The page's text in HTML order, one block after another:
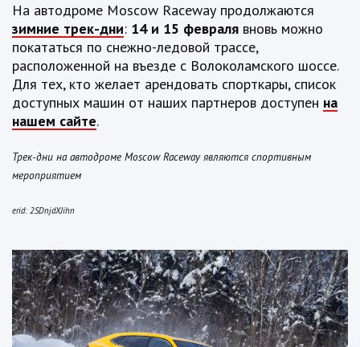
На автодроме Moscow Raceway продолжаются
зимние трек-дни: 14 и 15 февраля вновь можно
покататься по снежно-ледовой трассе,
расположенной на въезде с Волоколамского шоссе.
Для тех, кто желает арендовать спорткары, список
доступных машин от наших партнеров доступен на
нашем сайте.
Трек-дни на автодроме Moscow Raceway являются спортивным
мероприятием
erid: 2SDnjdXJihn